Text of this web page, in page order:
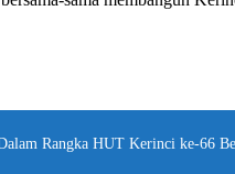
Rangka HUT Kerinci ke-66